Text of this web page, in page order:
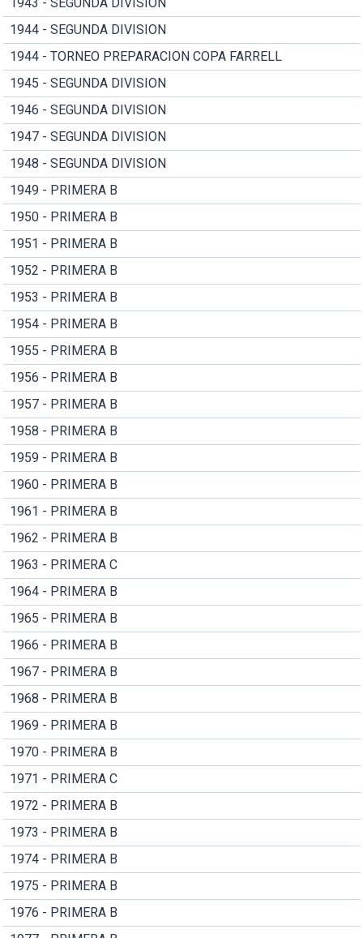
1944 - SEGUNDA DIVISION
1944 - TORNEO PREPARACION COPA FARRELL
1945 - SEGUNDA DIVISION
1946 - SEGUNDA DIVISION
1947 - SEGUNDA DIVISION
1948 - SEGUNDA DIVISION
1949 - PRIMERA B
1950 - PRIMERA B
1951 - PRIMERA B
1952 - PRIMERA B
1953 - PRIMERA B
1954 - PRIMERA B
1955 - PRIMERA B
1956 - PRIMERA B
1957 - PRIMERA B
1958 - PRIMERA B
1959 - PRIMERA B
1960 - PRIMERA B
1961 - PRIMERA B
1962 - PRIMERA B
1963 - PRIMERA C
1964 - PRIMERA B
1965 - PRIMERA B
1966 - PRIMERA B
1967 - PRIMERA B
1968 - PRIMERA B
1969 - PRIMERA B
1970 - PRIMERA B
1971 - PRIMERA C
1972 - PRIMERA B
1973 - PRIMERA B
1974 - PRIMERA B
1975 - PRIMERA B
1976 - PRIMERA B